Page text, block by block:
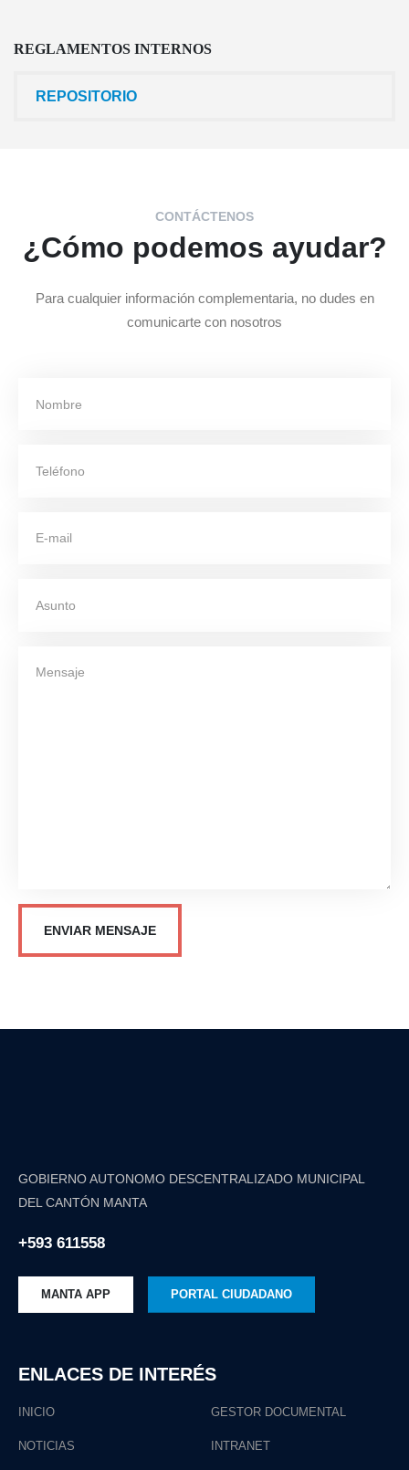
REGLAMENTOS INTERNOS
REPOSITORIO
CONTÁCTENOS
¿Cómo podemos ayudar?
Para cualquier información complementaria, no dudes en
comunicarte con nosotros
GOBIERNO AUTONOMO DESCENTRALIZADO MUNICIPAL
DEL CANTÓN MANTA
+593 611558
MANTA APP PORTAL CIUDADANO
ENLACES DE INTERÉS
INICIO
NOTICIAS
GESTOR DOCUMENTAL
INTRANET